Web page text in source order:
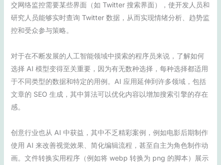
交网络监控需要某些界面（如 Twitter 搜索界面），使开发人员和
研究人员能够实时查询 Twitter 数据，从而实现情绪分析、趋势监
控和受众参与策略。
对于在不断发展的人工智能领域中摸索的程序员来说，了解如何
选择 AI 模型变得至关重要，因为有无数种选择，每种选择都适用
于不同类型的数据和特定的用例。AI 应用延伸到许多领域，包括
文章的 SEO 生成，其中算法可以优化内容以增加搜索引擎的存在
感。
创意行业也从 AI 中获益，其中不乏精彩案例，例如电影后期制作
使用 AI 来改善视觉效果、简化编辑流程，甚至自主为角色制作动
画。文件转换实用程序（例如将 webp 转换为 png 的脚本）展示